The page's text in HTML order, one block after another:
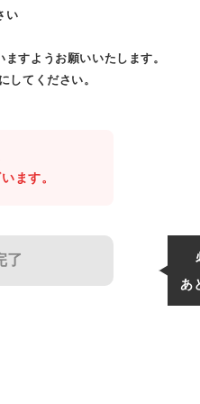
い
すようお願いいたします。
してください。
ます。
了
あ